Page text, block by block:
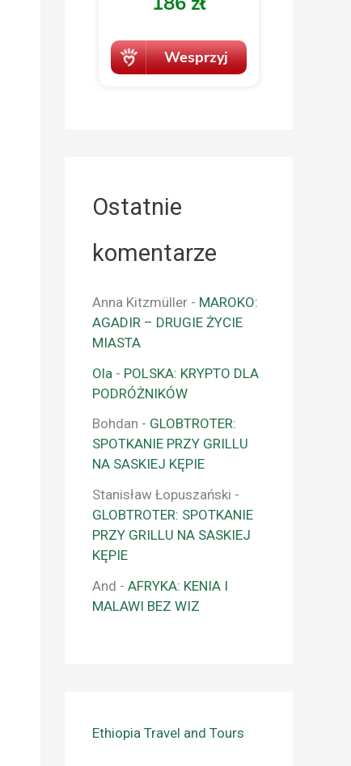
Ostatnie
komentarze
Anna Kitzmüller - MAROKO:
AGADIR – DRUGIE ŻYCIE
MIASTA
Ola - POLSKA: KRYPTO DLA
PODRÓŻNIKÓW
Bohdan - GLOBTROTER:
SPOTKANIE PRZY GRILLU
NA SASKIEJ KĘPIE
Stanisław Łopuszański -
GLOBTROTER: SPOTKANIE
PRZY GRILLU NA SASKIEJ
KĘPIE
And - AFRYKA: KENIA I
MALAWI BEZ WIZ
Ethiopia Travel and Tours